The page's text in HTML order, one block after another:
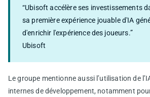
“Ubisoft accélère ses investissements
sa première expérience jouable d'IA
d'enrichir l'expérience des joueurs.”
Ubisoft
Le groupe mentionne aussi l’utilisation de
internes de développement, notamment